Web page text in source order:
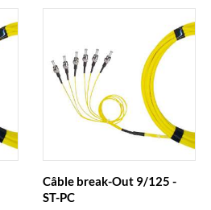
Câble break-Out 9/125 -
ST-PC